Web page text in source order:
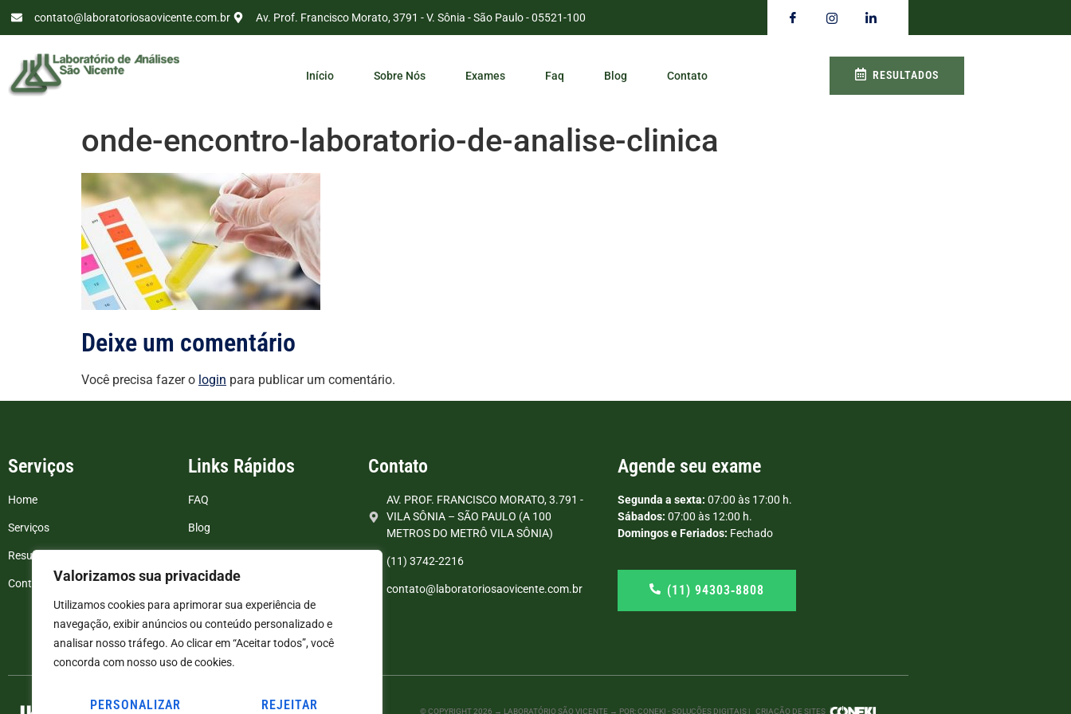
Valorizamos sua privacidade
Utilizamos cookies para aprimorar sua experiência de
navegação, exibir anúncios ou conteúdo personalizado e
analisar nosso tráfego. Ao clicar em “Aceitar todos”, você
concorda com nosso uso de cookies.
PERSONALIZAR REJEITAR
contato@laboratoriosaovicente.com.br Av. Prof. Francisco Morato, 3791 - V. Sônia - São Paulo - 05521-100
Início Sobre Nós Exames Faq Blog Contato RESULTADOS
onde-encontro-laboratorio-de-analise-clinica
Deixe um comentário
Você precisa fazer o login para publicar um comentário.
Serviços
Home
Serviços
Resultados de exames
Contato
Links Rápidos
FAQ
Blog
Termos e Condições
Contato
AV. PROF. FRANCISCO MORATO, 3.791 -
VILA SÔNIA – SÃO PAULO (A 100
METROS DO METRÔ VILA SÔNIA)
(11) 3742-2216
contato@laboratoriosaovicente.com.br
Agende seu exame
Segunda a sexta: 07:00 às 17:00 h.
Sábados: 07:00 às 12:00 h.
Domingos e Feriados: Fechado
(11) 94303‑8808
© COPYRIGHT2026 → LABORATÓRIO SÃO VICENTE → POR: CONEKI - SOLUÇÕES DIGITAIS | CRIAÇÃO DE SITES